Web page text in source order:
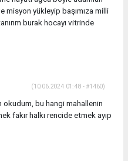
yükleyip başımıza milli
burak hocayı vitrinde
(10.06.2024 01:48 - #1460)
bu hangi mahallenin
fakır halkı rencide etmek ayıp